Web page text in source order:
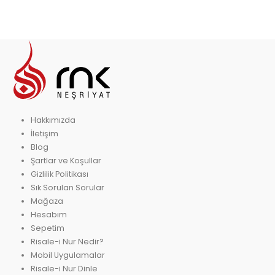
Hakkımızda
İletişim
Blog
Şartlar ve Koşullar
Gizlilik Politikası
Sık Sorulan Sorular
Mağaza
Hesabım
Sepetim
Risale-i Nur Nedir?
Mobil Uygulamalar
Risale-i Nur Dinle